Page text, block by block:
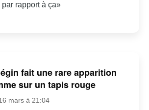
rapport à ça»
fait une rare apparition
sur un tapis rouge
mars à 21:04